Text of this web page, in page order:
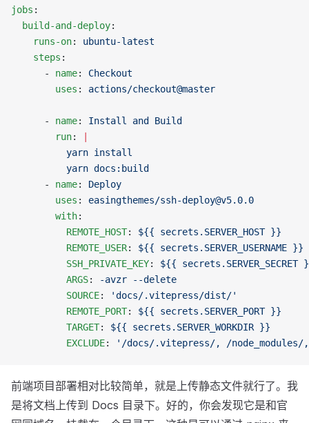
jobs :
  build-and-deploy
:
    runs-on
: ubuntu-latest
    steps
:
      -
name: Checkout
        uses
: actions/checkout@master
      -
name: Install and Build
        run
:
          yarn install
          yarn docs:build
      -
name: Deploy
        uses
: easingthemes/ssh-deploy@v5.0.0
        with
:
          REMOTE_HOST
: ${{ secrets.SERVER_HOST }}
          REMOTE_USER
: ${{ secrets.SERVER_USERNAME }}
          SSH_PRIVATE_KEY
: ${{ secrets.SERVER_SECRET
          ARGS
:
-avzr --delete
          SOURCE
:
'docs/.vitepress/dist/'
          REMOTE_PORT
: ${{ secrets.SERVER_PORT }}
          TARGET
: ${{ secrets.SERVER_WORKDIR }}
          EXCLUDE
: '/docs/.vitepress/, /
前端项目部署相对比较简单，就是上传静态文件就行了。我
是将文档上传到 Docs 目录下。好的，你会发现它是和官